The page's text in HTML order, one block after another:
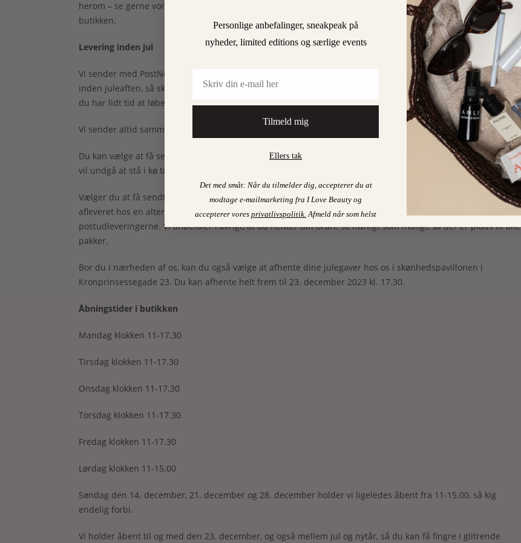
herom – se gerne vores handelsbetingelser for mere information. Bemærk, at vi ikke giver penge tilbage i
butikken.
Levering inden jul
Vi sender med PostNord, og hvis du vil være sikker på at få dine julegaver (eller blot dine gaver til dig selv)
inden juleaften, så skal du lægge din ordre senest torsdag 19. december kl. 15.00 (men gør det gerne før, så
du har lidt tid at løbe på i juletravlheden).
Vi sender altid samme dag, hvis du lægger din ordre inden klokken 15.00.
Du kan vælge at få sendt til en pakkeshop – og vi sender naturligvis også helt til din hoveddør, hvis du gerne
vil undgå at stå i kø til pakkeudlevering.
Vælger du at få sendt til en pakkeshop, gør vi opmærksom på, at du kan risikere at din pakke bliver
afleveret hos en alternativ pakkeudlevering i juleperioden, hvor der er rigtig mange pakker hos
postudleveringerne. Vi anbefaler i øvrigt, at du henter din ordre så hurtigt som muligt, så der er plads til alle
pakker.
Bor du i nærheden af os, kan du også vælge at afhente dine julegaver hos os i skønhedspavillonen i
Kronprinsessegade 23. Du kan afhente helt frem til 23. december 2023 kl. 17.30.
Åbningstider i butikken
Mandag klokken 11-17.30
Tirsdag klokken 11-17.30
Onsdag klokken 11-17.30
Torsdag klokken 11-17.30
Fredag klokken 11-17.30
Lørdag klokken 11-15.00
Søndag den 14. december, 21. december og 28. december holder vi ligeledes åbent fra 11-15.00, så kig
endelig forbi.
Vi holder åbent til og med den 23. december, og også mellem jul og nytår, så du kan få fingre i glitrende
Personlige anbefalinger, sneakpeak på
nyheder, limited editions og særlige events
Tilmeld mig
Ellers tak
Det med småt: Når du tilmelder dig, accepterer du at
modtage e-mailmarketing fra I Love Beauty og
accepterer vores privatlivspolitik. Afmeld når som helst